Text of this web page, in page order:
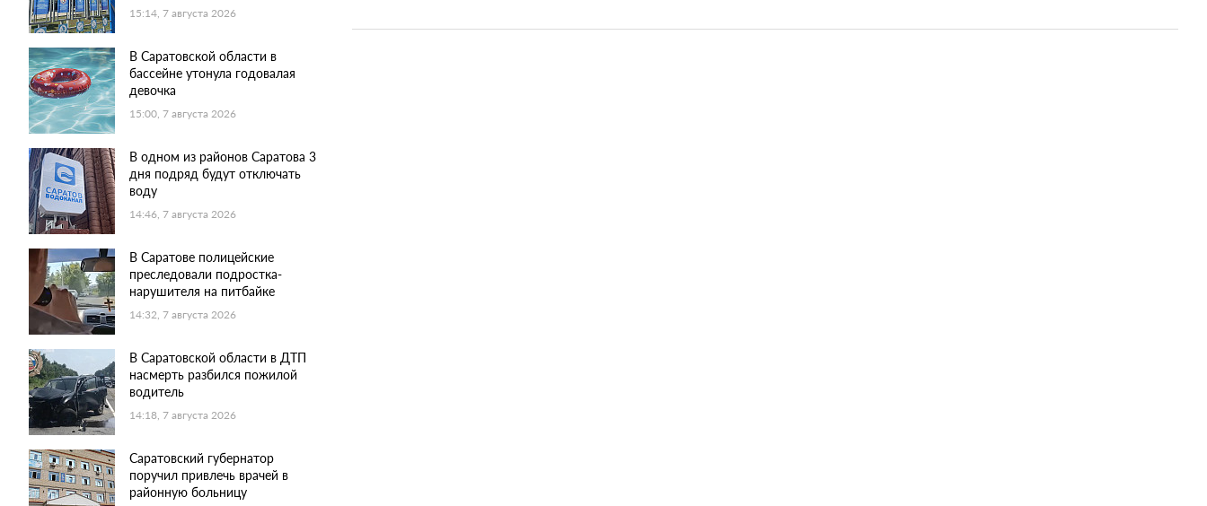
15:14, 7 августа 2026
В Саратовской области в
бассейне утонула годовалая
девочка
15:00, 7 августа 2026
В одном из районов Саратова 3
дня подряд будут отключать
воду
14:46, 7 августа 2026
В Саратове полицейские
преследовали подростка-
нарушителя на питбайке
14:32, 7 августа 2026
В Саратовской области в ДТП
насмерть разбился пожилой
водитель
14:18, 7 августа 2026
Саратовский губернатор
поручил привлечь врачей в
районную больницу